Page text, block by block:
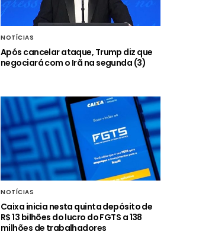
NOTÍCIAS
Após cancelar ataque, Trump diz que
negociará com o Irã na segunda (3)
NOTÍCIAS
Caixa inicia nesta quinta depósito de
R$ 13 bilhões do lucro do FGTS a 138
milhões de trabalhadores